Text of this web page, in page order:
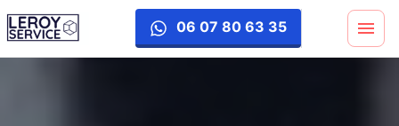
06 07 80 63 35
reparation-fuite